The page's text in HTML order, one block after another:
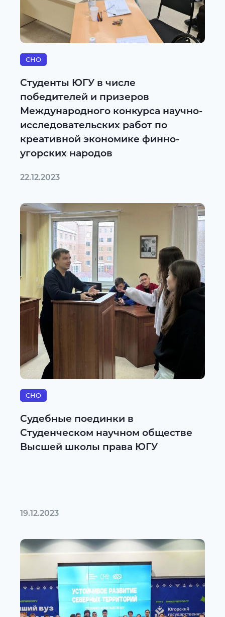
СНО
Студенты ЮГУ в числе
победителей и призеров
Международного конкурса научно-
исследовательских работ по
креативной экономике финно-
угорских народов
22.12.2023
СНО
Судебные поединки в
Студенческом научном обществе
Высшей школы права ЮГУ
19.12.2023